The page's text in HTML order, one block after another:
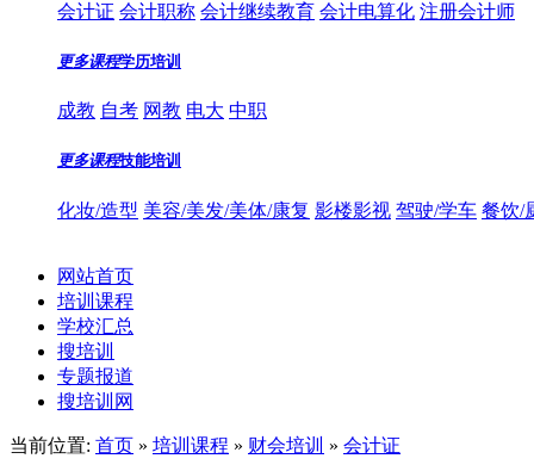
会计证 会计职称 会计继续教育 会计电算化 注册会计师
更多课程学历培训
成教 自考 网教 电大 中职
更多课程技能培训
化妆/造型 美容/美发/美体/康复 影楼影视 驾驶/学车 餐饮/
网站首页
培训课程
学校汇总
搜培训
专题报道
搜培训网
当前位置: 首页 » 培训课程 » 财会培训 » 会计证